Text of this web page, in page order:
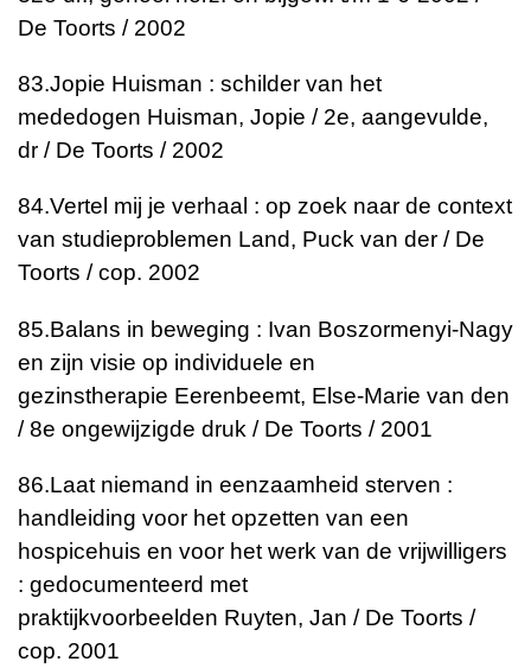
De Toorts / 2002
83.Jopie Huisman : schilder van het
mededogen Huisman, Jopie / 2e, aangevulde,
dr / De Toorts / 2002
84.Vertel mij je verhaal : op zoek naar de context
van studieproblemen Land, Puck van der / De
Toorts / cop. 2002
85.Balans in beweging : Ivan Boszormenyi-Nagy
en zijn visie op individuele en
gezinstherapie Eerenbeemt, Else-Marie van den
/ 8e ongewijzigde druk / De Toorts / 2001
86.Laat niemand in eenzaamheid sterven :
handleiding voor het opzetten van een
hospicehuis en voor het werk van de vrijwilligers
: gedocumenteerd met
praktijkvoorbeelden Ruyten, Jan / De Toorts /
cop. 2001